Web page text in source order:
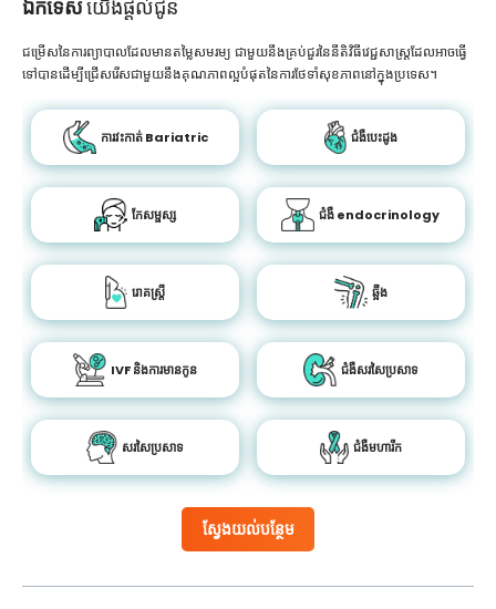
ឯកទេសយើងផ្តល់ជូន
ស្វែងយល់បន្ថែម
ជម្រើសនៃការព្យាបាលដែលមានតម្លៃសមរម្យ ជាមួយនឹងគ្រប់ជួរនៃនីតិវិធីវេជ្ជសាស្រ្តដែលអាចធ្វើ
ទៅបានដើម្បីជ្រើសរើសជាមួយនឹងគុណភាពល្អបំផុតនៃការថែទាំសុខភាពនៅក្នុងប្រទេស។
ការវះកាត់ Bariatric ជំងឺបេះដូង
កែសម្ផស្ស ជំងឺ endocrinology
រោគស្ត្រី ឆ្អឹង
IVF និងការមានកូន ជំងឺសរសៃប្រសាទ
សរសៃប្រសាទ ជំងឺមហារីក